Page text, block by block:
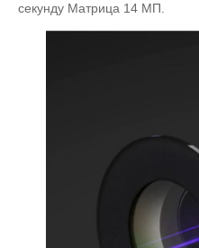
секунду Матрица 14 МП.